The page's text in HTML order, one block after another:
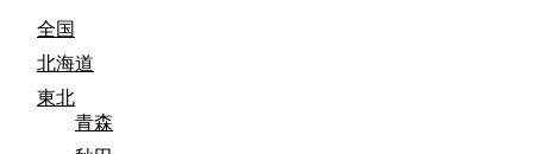
全国
北海道
東北
青森